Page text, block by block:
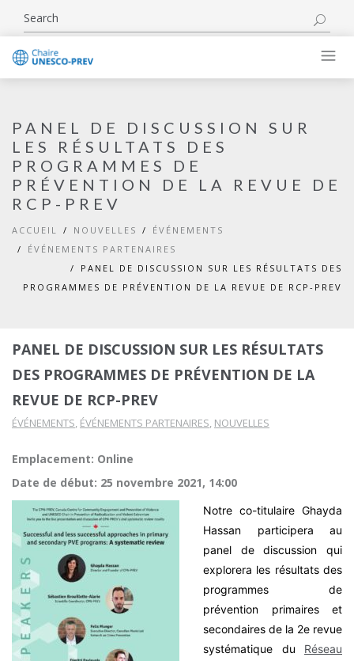
PANEL DE DISCUSSION SUR
LES RÉSULTATS DES
PROGRAMMES DE
PRÉVENTION DE LA REVUE DE
RCP-PREV
ACCUEIL NOUVELLES
ÉVÉNEMENTS
ÉVÉNEMENTS PARTENAIRES
PANEL DE DISCUSSION SUR LES RÉSULTATS DES
PROGRAMMES DE PRÉVENTION DE LA REVUE DE RCP-PREV
PANEL DE DISCUSSION SUR LES RÉSULTATS
DES PROGRAMMES DE PRÉVENTION DE LA
REVUE DE RCP-PREV
ÉVÉNEMENTS, ÉVÉNEMENTS PARTENAIRES, NOUVELLES
Emplacement: Online
Date de début: 25 novembre 2021, 14:00
Notre co-titulaire Ghayda
Hassan participera au
panel de discussion qui
explorera les résultats des
programmes de
prévention primaires et
secondaires de la 2e revue
systématique du Réseau